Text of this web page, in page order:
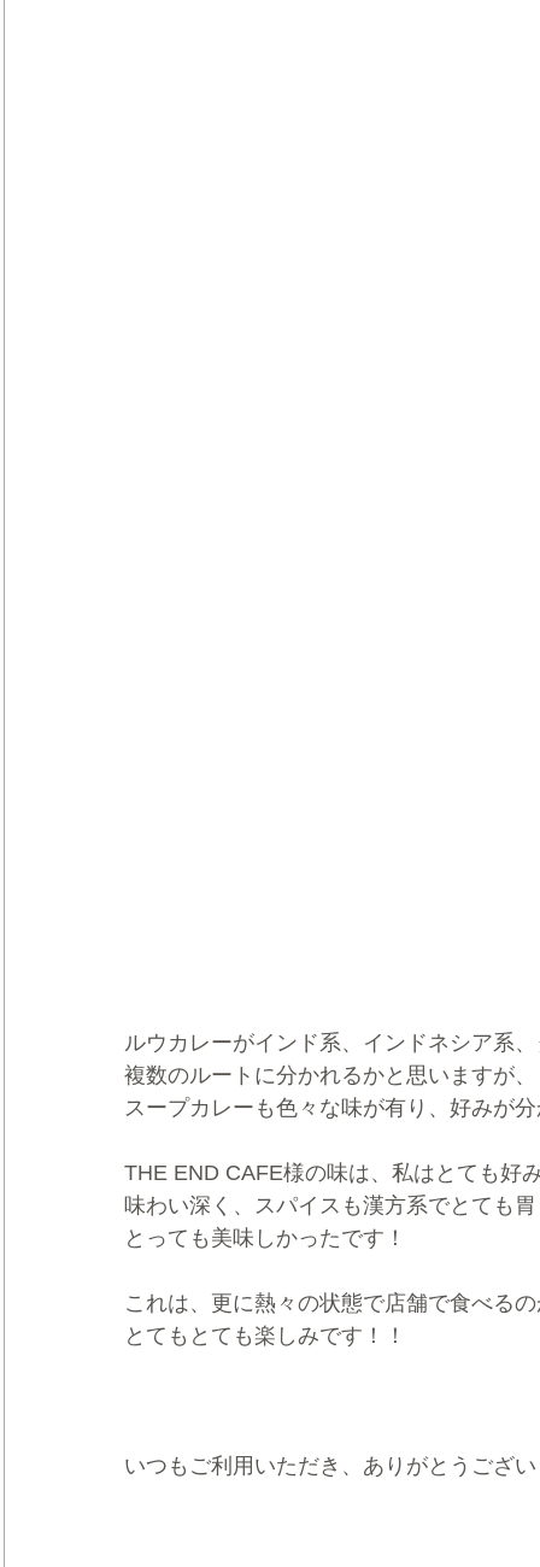
ルウカレーがインド系、インドネシア系
複数のルートに分かれるかと思いますが、
スープカレーも色々な味が有り、好みが
THE END CAFE様の味は、私はとても好
味わい深く、スパイスも漢方系でとても
とっても美味しかったです！
これは、更に熱々の状態で店舗で食べる
とてもとても楽しみです！！
いつもご利用いただき、ありがとうござ